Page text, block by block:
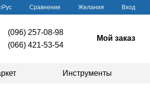
Рус Сравнение Желания Вход
(096) 257-08-98
(066) 421-53-54
Мой заказ
Инструменты